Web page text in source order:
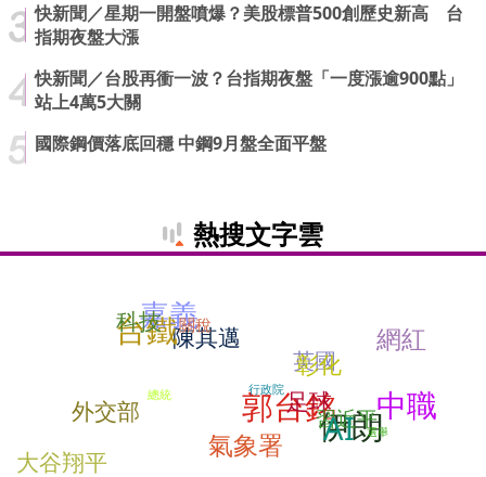
快新聞／星期一開盤噴爆？美股標普500創歷史新高 台
指期夜盤大漲
快新聞／台股再衝一波？台指期夜盤「一度漲逾900點」
站上4萬5大關
國際鋼價落底回穩 中鋼9月盤全面平盤
熱搜文字雲
郭台銘
足球
伊朗
嘉義
陳其邁
行政院
習近平
外交部
總統 中職
英國
選舉
AI
彰化
氣象署
台鐵 網紅
大谷翔平
科技 關稅